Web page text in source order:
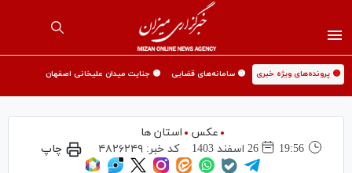
🟡 پرونده‌های ویژه خبری 🟡 سامانه‌های قضایی 🟡 جنایت میدان علیخانی اصفهان
عکس
استان ها
19:56
26 اسفند 1403 کد خبر:۴۸۲۶۲۴۹ چاپ